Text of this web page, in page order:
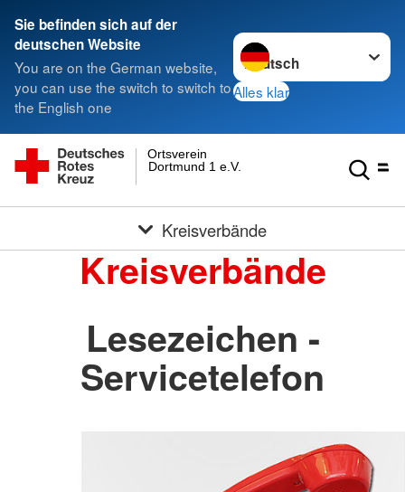
Sie befinden sich auf der
deutschen Website
You are on the German website,
you can use the switch to switch to
the English one
Sprache wechseln zu
Alles klar
Dortmund 1 e.V.
Ortsverein
Kreisverbände
Kreisverbände
Lesezeichen -
Servicetelefon